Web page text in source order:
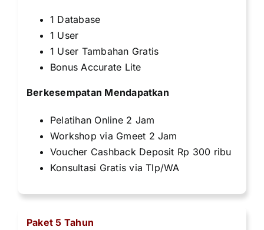
1 Database
1 User
1 User Tambahan Gratis
Bonus Accurate Lite
Berkesempatan Mendapatkan
Pelatihan Online 2 Jam
Workshop via Gmeet 2 Jam
Voucher Cashback Deposit Rp 300 ribu
Konsultasi Gratis via Tlp/WA
Paket 5 Tahun